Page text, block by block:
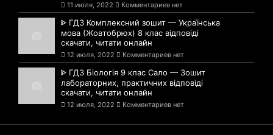
11 июля, 2022 Комментариев нет
ᐈ ГДЗ Комплексний зошит — Українська
мова (Жовтобрюх) 8 клас відповіді
скачати, читати онлайн
12 июля, 2022 Комментариев нет
ᐈ ГДЗ Біологія 9 клас Сало — Зошит
лабораторних, практичних відповіді
скачати, читати онлайн
12 июля, 2022 Комментариев нет